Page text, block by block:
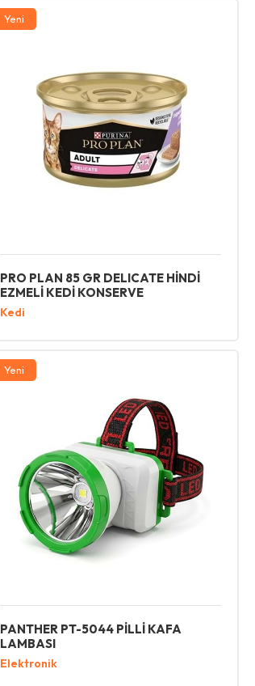
Yeni
PRO PLAN 85 GR DELICATE HİNDİ
EZMELİ KEDİ KONSERVE
Kedi
Yeni
PANTHER PT-5044 PİLLİ KAFA
LAMBASI
Elektronik